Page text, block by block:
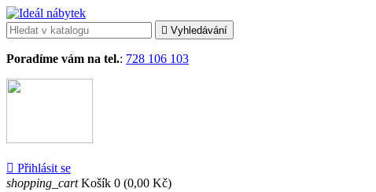
 Vyhledávání
Poradíme vám na tel.: 728 106 103
 Přihlásit se
shopping_cart Košík 0 (0,00 Kč)